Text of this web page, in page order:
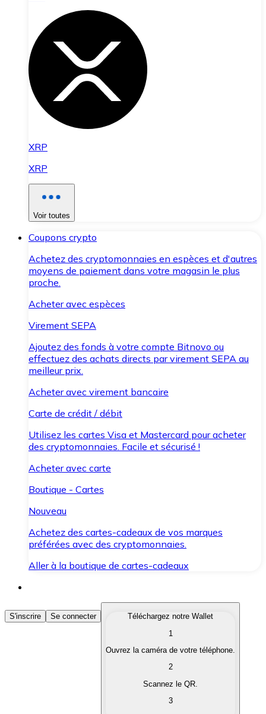
XRP
XRP
Voir toutes
Coupons crypto
Achetez des cryptomonnaies en espèces et d'autres
moyens de paiement dans votre magasin le plus
proche.
Acheter avec espèces
Virement SEPA
Ajoutez des fonds à votre compte Bitnovo ou
effectuez des achats directs par virement SEPA au
meilleur prix.
Acheter avec virement bancaire
Carte de crédit / débit
Utilisez les cartes Visa et Mastercard pour acheter
des cryptomonnaies. Facile et sécurisé !
Acheter avec carte
Boutique - Cartes
Nouveau
Achetez des cartes-cadeaux de vos marques
préférées avec des cryptomonnaies.
Aller à la boutique de cartes-cadeaux
Acheter des Cryptomonnaies
Achetez les cryptomonnaies qui vous intéressent
Convertissez vos cryptomonnaies en monnaie
S'inscrire Se connecter
Téléchargez notre Wallet
1
Ouvrez la caméra de votre téléphone.
2
Scannez le QR.
3